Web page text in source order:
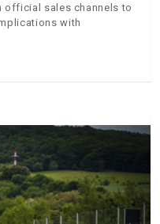
official sales channels to
with